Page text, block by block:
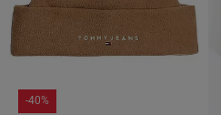
-40%